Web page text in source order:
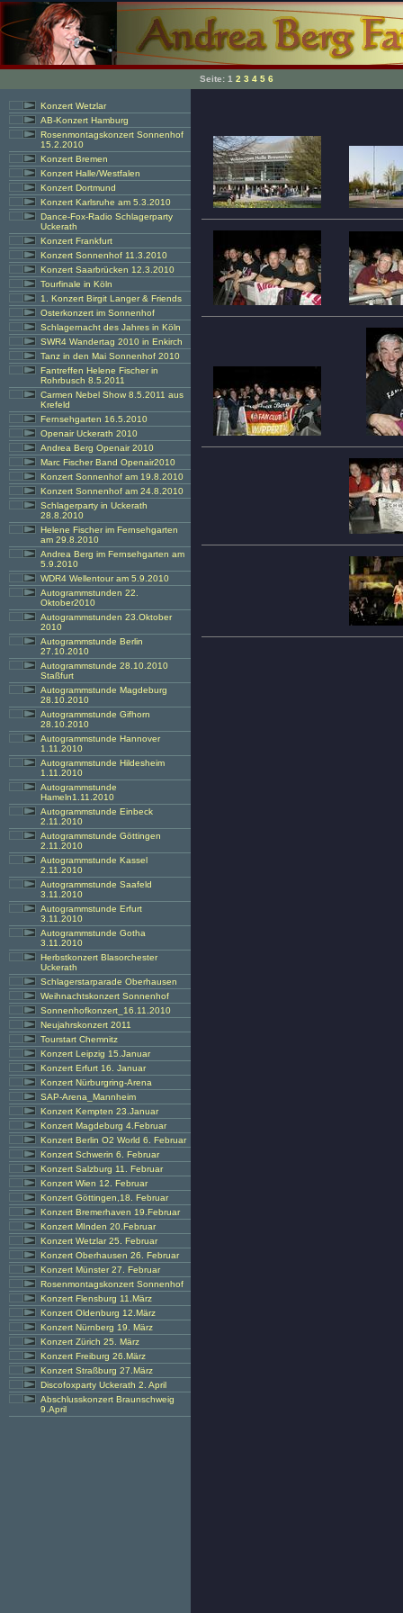
Seite: 1 2 3 4 5 6
Konzert Wetzlar
AB-Konzert Hamburg
Rosenmontagskonzert Sonnenhof
15.2.2010
Konzert Bremen
Konzert Halle/Westfalen
Konzert Dortmund
Konzert Karlsruhe am 5.3.2010
Dance-Fox-Radio Schlagerparty
Uckerath
Konzert Frankfurt
Konzert Sonnenhof 11.3.2010
Konzert Saarbrücken 12.3.2010
Tourfinale in Köln
1. Konzert Birgit Langer & Friends
Osterkonzert im Sonnenhof
Schlagernacht des Jahres in Köln
SWR4 Wandertag 2010 in Enkirch
Tanz in den Mai Sonnenhof 2010
Fantreffen Helene Fischer in
Rohrbusch 8.5.2011
Carmen Nebel Show 8.5.2011 aus
Krefeld
Fernsehgarten 16.5.2010
Openair Uckerath 2010
Andrea Berg Openair 2010
Marc Fischer Band Openair2010
Konzert Sonnenhof am 19.8.2010
Konzert Sonnenhof am 24.8.2010
Schlagerparty in Uckerath
28.8.2010
Helene Fischer im Fernsehgarten
am 29.8.2010
Andrea Berg im Fernsehgarten am
5.9.2010
WDR4 Wellentour am 5.9.2010
Autogrammstunden 22.
Oktober2010
Autogrammstunden 23.Oktober
2010
Autogrammstunde Berlin
27.10.2010
Autogrammstunde 28.10.2010
Staßfurt
Autogrammstunde Magdeburg
28.10.2010
Autogrammstunde Gifhorn
28.10.2010
Autogrammstunde Hannover
1.11.2010
Autogrammstunde Hildesheim
1.11.2010
Autogrammstunde
Hameln1.11.2010
Autogrammstunde Einbeck
2.11.2010
Autogrammstunde Göttingen
2.11.2010
Autogrammstunde Kassel
2.11.2010
Autogrammstunde Saafeld
3.11.2010
Autogrammstunde Erfurt
3.11.2010
Autogrammstunde Gotha
3.11.2010
Herbstkonzert Blasorchester
Uckerath
Schlagerstarparade Oberhausen
Weihnachtskonzert Sonnenhof
Sonnenhofkonzert_16.11.2010
Neujahrskonzert 2011
Tourstart Chemnitz
Konzert Leipzig 15.Januar
Konzert Erfurt 16. Januar
Konzert Nürburgring-Arena
SAP-Arena_Mannheim
Konzert Kempten 23.Januar
Konzert Magdeburg 4.Februar
Konzert Berlin O2 World 6. Februar
Konzert Schwerin 6. Februar
Konzert Salzburg 11. Februar
Konzert Wien 12. Februar
Konzert Göttingen,18. Februar
Konzert Bremerhaven 19.Februar
Konzert MInden 20.Februar
Konzert Wetzlar 25. Februar
Konzert Oberhausen 26. Februar
Konzert Münster 27. Februar
Rosenmontagskonzert Sonnenhof
Konzert Flensburg 11.März
Konzert Oldenburg 12.März
Konzert Nürnberg 19. März
Konzert Zürich 25. März
Konzert Freiburg 26.März
Konzert Straßburg 27.März
Discofoxparty Uckerath 2. April
Abschlusskonzert Braunschweig
9.April